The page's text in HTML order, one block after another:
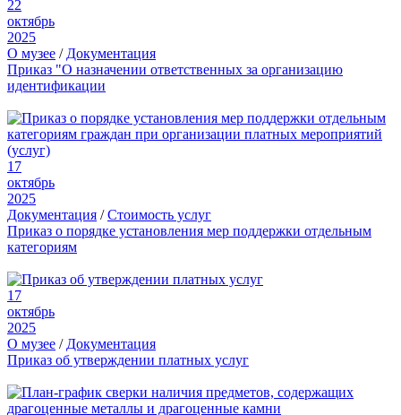
22
октябрь
2025
О музее / Документация
Приказ "О назначении ответственных за организацию
идентификации
17
октябрь
2025
Документация /Стоимость услуг
Приказ о порядке установления мер поддержки отдельным
категориям
17
октябрь
2025
О музее / Документация
Приказ об утверждении платных услуг